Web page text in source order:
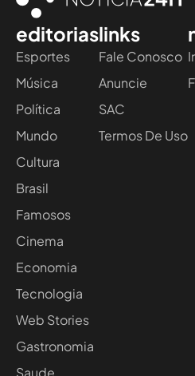
editorias
Esportes
Música
Política
Mundo
Cultura
Brasil
Famosos
Cinema
Economia
Tecnologia
Web Stories
Gastronomia
Saude
links
Fale Conosco
Anuncie
SAC
Termos De Uso